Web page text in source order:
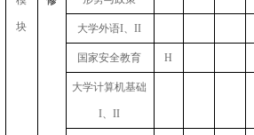
块 大学外语I、II
国家安全教育 H
大学计算机基础
I、II